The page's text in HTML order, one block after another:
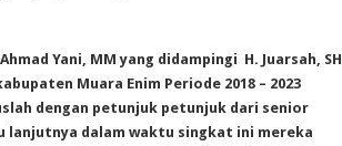
Yani, MM yang didampingi H. Juarsah, SH
Muara Enim Periode 2018 – 2023
dengan petunjuk petunjuk dari senior
lanjutnya dalam waktu singkat ini mereka